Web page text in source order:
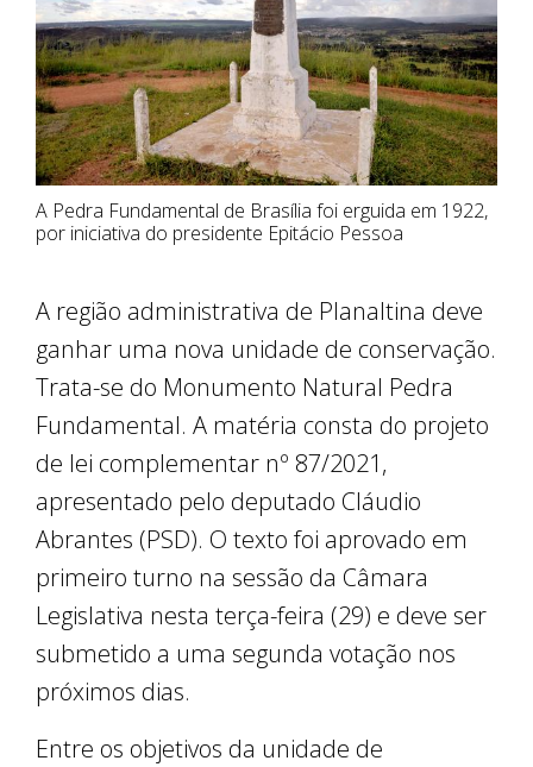
A Pedra Fundamental de Brasília foi erguida em 1922,
por iniciativa do presidente Epitácio Pessoa
A região administrativa de Planaltina deve
ganhar uma nova unidade de conservação.
Trata-se do Monumento Natural Pedra
Fundamental. A matéria consta do projeto
de lei complementar nº 87/2021,
apresentado pelo deputado Cláudio
Abrantes (PSD). O texto foi aprovado em
primeiro turno na sessão da Câmara
Legislativa nesta terça-feira (29) e deve ser
submetido a uma segunda votação nos
próximos dias.
Entre os objetivos da unidade de